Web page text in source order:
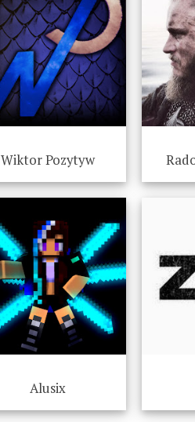
Wiktor Pozytyw
Alusix